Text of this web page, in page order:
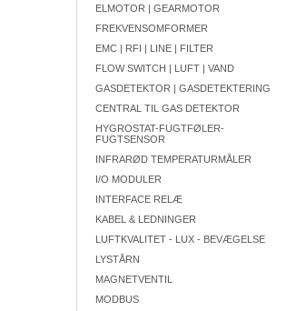
ELMOTOR | GEARMOTOR
FREKVENSOMFORMER
EMC | RFI | LINE | FILTER
FLOW SWITCH | LUFT | VAND
GASDETEKTOR | GASDETEKTERING
CENTRAL TIL GAS DETEKTOR
HYGROSTAT-FUGTFØLER-
FUGTSENSOR
INFRARØD TEMPERATURMÅLER
I/O MODULER
INTERFACE RELÆ
KABEL & LEDNINGER
LUFTKVALITET - LUX - BEVÆGELSE
LYSTÅRN
MAGNETVENTIL
MODBUS